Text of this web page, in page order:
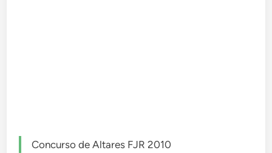
Concurso de Altares FJR 2010